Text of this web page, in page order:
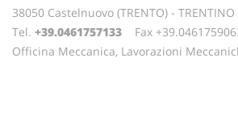
38050 Castelnuovo (TRENTO) - TRENTINO
Tel. +39.0461757133 Fax
Officina Meccanica, Lavorazioni